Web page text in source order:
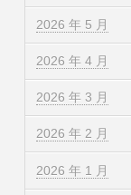
2026 年 5 月
2026 年 4 月
2026 年 3 月
2026 年 2 月
2026 年 1 月